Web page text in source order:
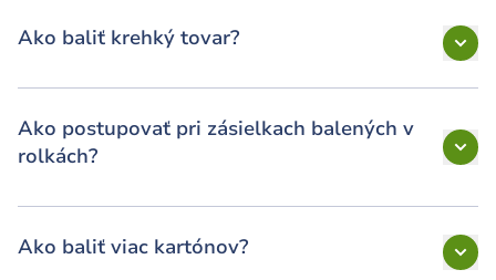
Ako baliť krehký tovar?
Ako postupovať pri zásielkach balených v
rolkách?
Ako baliť viac kartónov?